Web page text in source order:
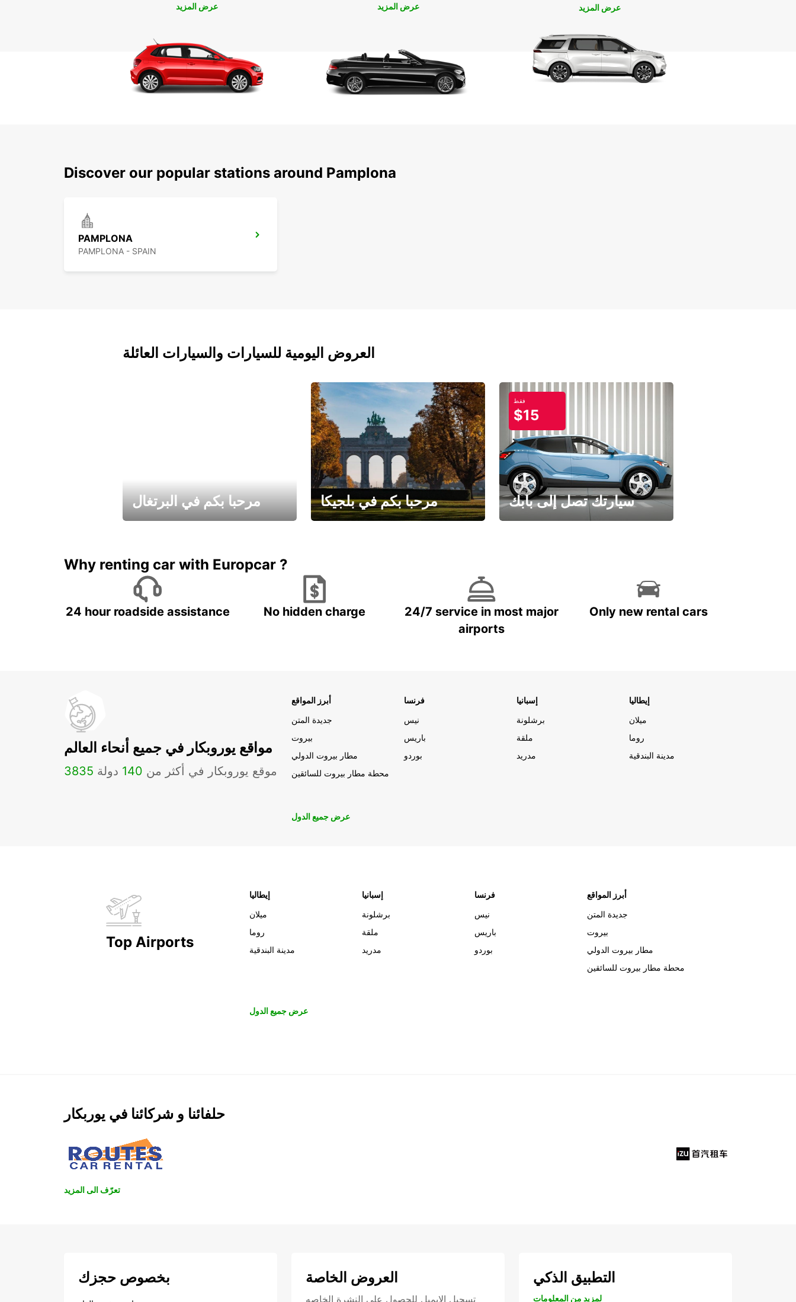
برشلونة. اكتشف جميع العروض والخدمات التي نقدمها لتحقيق
عرض المزيد
عرض المزيد
عرض المزيد
Discover our popular stations around Pamplona
PAMPLONA
PAMPLONA - SPAIN
العروض اليومية للسيارات والسيارات العائلة
مرحبا بكم في البرتغال مرحبا بكم في بلجيكا
فقط
$15
سيارتك تصل إلى بابك
Why renting car with Europcar ?
24 hour roadside assistance No hidden charge
24/7 service in most major
airports
Only new rental cars
مواقع يوروبكار في جميع أنحاء العالم
3835 موقع يوروبكار في أكثر من 140 دولة
أبرز المواقع
جديدة المتن
بيروت
مطار بيروت الدولي
محطة مطار بيروت للسائقين
فرنسا
نيس
باريس
بوردو
إسبانيا
برشلونة
ملقة
مدريد
إيطاليا
ميلان
روما
مدينة البندقية
عرض جميع الدول
Top Airports
إيطاليا
ميلان
روما
مدينة البندقية
إسبانيا
برشلونة
ملقة
مدريد
فرنسا
نيس
باريس
بوردو
أبرز المواقع
جديدة المتن
بيروت
مطار بيروت الدولي
محطة مطار بيروت للسائقين
عرض جميع الدول
حلفائنا و شركائنا في يوربكار
تعرّف الى المزيد
بخصوص حجزك العروض الخاصة
تسجيل الايميل للحصول علي النشرة الخاصه
التطبيق الذكي
لمزيد من المعلومات